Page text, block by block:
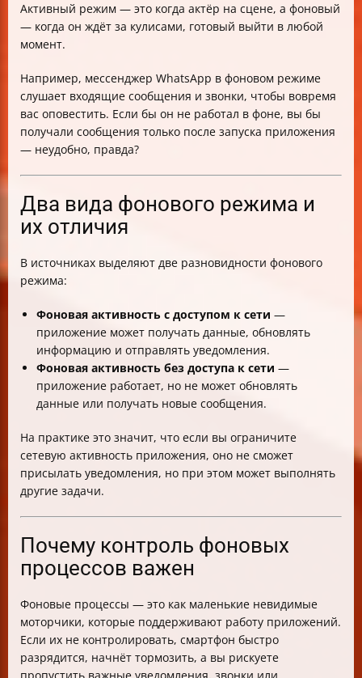
Активный режим — это когда актёр на сцене, а фоновый
— когда он ждёт за кулисами, готовый выйти в любой
момент.
Например, мессенджер WhatsApp в фоновом режиме
слушает входящие сообщения и звонки, чтобы вовремя
вас оповестить. Если бы он не работал в фоне, вы бы
получали сообщения только после запуска приложения
— неудобно, правда?
Два вида фонового режима и
их отличия
В источниках выделяют две разновидности фонового
режима:
Фоновая активность с доступом к сети —
приложение может получать данные, обновлять
информацию и отправлять уведомления.
Фоновая активность без доступа к сети —
приложение работает, но не может обновлять
данные или получать новые сообщения.
На практике это значит, что если вы ограничите
сетевую активность приложения, оно не сможет
присылать уведомления, но при этом может выполнять
другие задачи.
Почему контроль фоновых
процессов важен
Фоновые процессы — это как маленькие невидимые
моторчики, которые поддерживают работу приложений.
Если их не контролировать, смартфон быстро
разрядится, начнёт тормозить, а вы рискуете